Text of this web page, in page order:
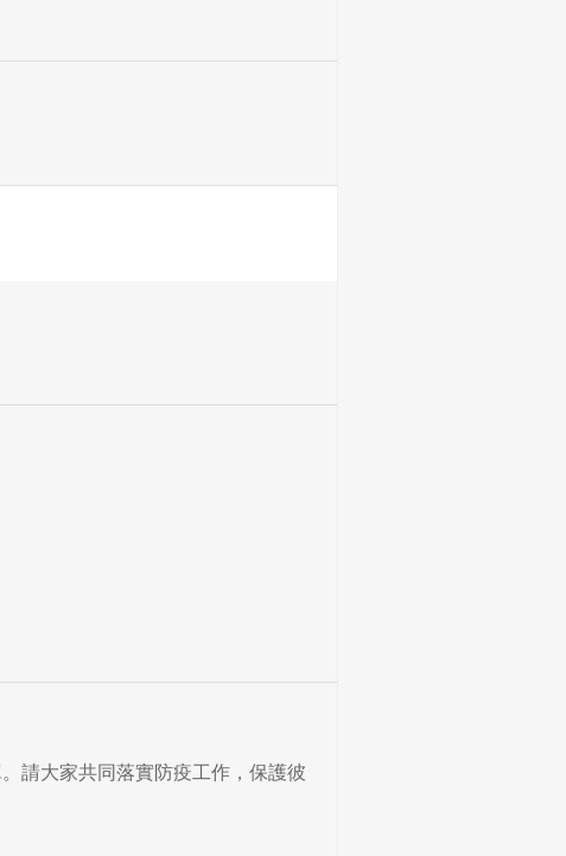
請大家共同落實防疫工作，保護彼